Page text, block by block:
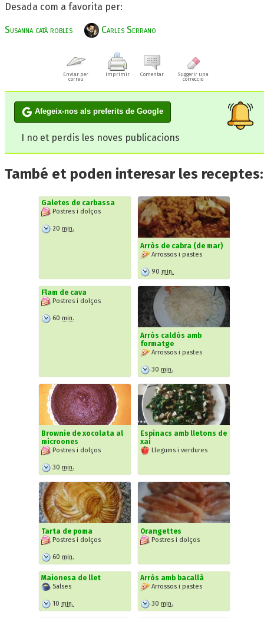
Desada com a favorita per:
Susanna catà robles Carles Serrano
Enviar per
correu
Imprimir Comentar
Suggerir una
correcció
Afegeix-nos als preferits de Google
I no et perdis les noves publicacions
També et poden interesar les receptes:
Galetes de carbassa
Postres i dolços
20 min.
Arròs de cabra (de mar)
Arrossos i pastes
90 min.
Flam de cava
Postres i dolços
60 min.
Arròs caldós amb
formatge
Arrossos i pastes
30 min.
Brownie de xocolata al
microones
Postres i dolços
30 min.
Espinacs amb lletons de
xai
Llegums i verdures
Tarta de poma
Postres i dolços
60 min.
Orangettes
Postres i dolços
Maionesa de llet
Salses
10 min.
Arròs amb bacallà
Arrossos i pastes
30 min.